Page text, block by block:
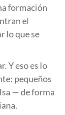
formación
el
lo que se
Y eso es lo
pequeños
— de forma